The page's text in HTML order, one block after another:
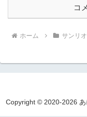
コ
ホーム サンリオ
Copyright © 2020-2026 あ